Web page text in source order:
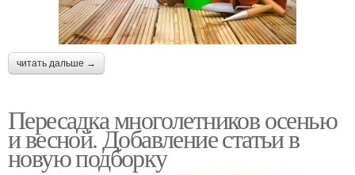
читать дальше →
Пересадка многолетников осенью
и весной. Добавление статьи в
новую подборку